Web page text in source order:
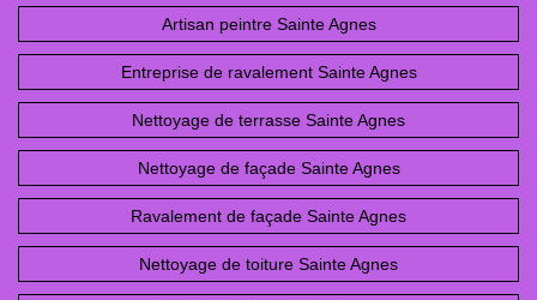
Artisan peintre Sainte Agnes
Entreprise de ravalement Sainte Agnes
Nettoyage de terrasse Sainte Agnes
Nettoyage de façade Sainte Agnes
Ravalement de façade Sainte Agnes
Nettoyage de toiture Sainte Agnes